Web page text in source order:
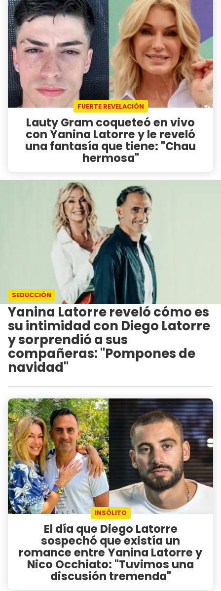
FUERTE REVELACIÓN
Lauty Gram coqueteó en vivo
con Yanina Latorre y le reveló
una fantasía que tiene: "Chau
hermosa"
SEDUCCIÓN
Yanina Latorre reveló cómo es
su intimidad con Diego Latorre
y sorprendió a sus
compañeras: "Pompones de
navidad"
INSÓLITO
El día que Diego Latorre
sospechó que existía un
romance entre Yanina Latorre y
Nico Occhiato: "Tuvimos una
discusión tremenda"